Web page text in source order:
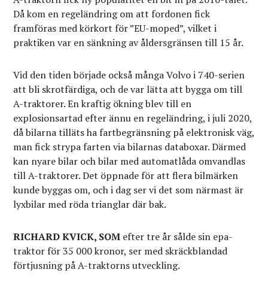
Då kom en regeländring om att fordonen fick
framföras med körkort för ”EU-moped”, vilket i
praktiken var en sänkning av åldersgränsen till 15 år.
Vid den tiden började också många Volvo i 740-serien
att bli skrotfärdiga, och de var lätta att bygga om till
A-traktorer. En kraftig ökning blev till en
explosionsartad efter ännu en regeländring, i juli 2020,
då bilarna tilläts ha fartbegränsning på elektronisk väg,
man fick strypa farten via bilarnas databoxar. Därmed
kan nyare bilar och bilar med automatlåda omvandlas
till A-traktorer. Det öppnade för att flera bilmärken
kunde byggas om, och i dag ser vi det som närmast är
lyxbilar med röda trianglar där bak.
RICHARD KVICK, SOM efter tre år sålde sin epa-
traktor för 35 000 kronor, ser med skräckblandad
förtjusning på A-traktorns utveckling.